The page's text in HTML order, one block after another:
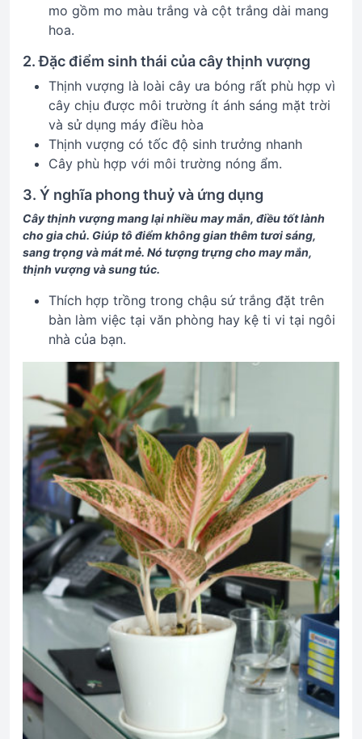
mo gồm mo màu trắng và cột trắng dài mang
hoa.
2. Đặc điểm sinh thái của cây thịnh vượng
Thịnh vượng là loài cây ưa bóng rất phù hợp vì
cây chịu được môi trường ít ánh sáng mặt trời
và sử dụng máy điều hòa
Thịnh vượng có tốc độ sinh trưởng nhanh
Cây phù hợp với môi trường nóng ẩm.
3. Ý nghĩa phong thuỷ và ứng dụng
Cây thịnh vượng mang lại nhiều may mắn, điều tốt lành
cho gia chủ. Giúp tô điểm không gian thêm tươi sáng,
sang trọng và mát mẻ. Nó tượng trựng cho may mắn,
thịnh vượng và sung túc.
Thích hợp trồng trong chậu sứ trắng đặt trên
bàn làm việc tại văn phòng hay kệ ti vi tại ngôi
nhà của bạn.